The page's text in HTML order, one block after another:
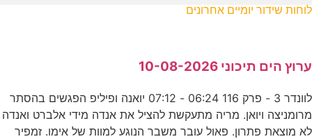
לוחות שידור יומיים אחרונים
ערוץ הים תיכוני 10-08-2026
לוונדר 3 - פרק 116 06:24 - 07:12 יואנה ופיליפ הפגשים בהסתר
מרומניצה ויואן. מריה מתעקשת להציל את אנדה מידי אלברט ואנדה
לא מוצאת פתרון. פאול עובר משבר הנוגע למוות של אימו. זמפיר